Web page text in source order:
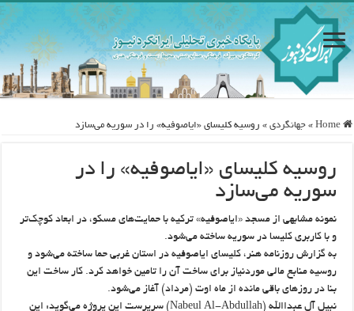
Home
» جهانگردی » روسیه کلیسای «ایاصوفیه» را در سوریه می‌سازد
روسیه کلیسای «ایاصوفیه» را در
سوریه می‌سازد
نمونه مشابهی از مسجد «ایاصوفیه» ترکیه با حمایت‌های مسکو، در ابعاد کوچک‌تر
و با کاربری کلیسا در سوریه ساخته می‌شود.
به گزارش روزنامه هنر، کلیسای ایاصوفیه در استان غربی حما ساخته می‌شود و
روسیه منابع مالی موردنیاز برای ساخت آن را تامین خواهد کرد. کار ساخت این
بنا در روزهای باقی مانده از ماه اوت (مرداد) آغاز می‌شود.
نبیل آل عبداالله (Nabeul Al-Abdullah) سرپرست این پروژه می‌گوید: این